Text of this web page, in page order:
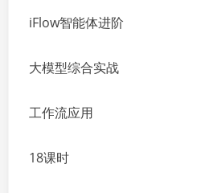
iFlow智能体进阶
大模型综合实战
工作流应用
18课时